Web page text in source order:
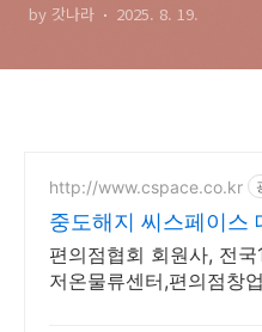
by 갓나라 2025. 8. 19.
http://www.cspace.co.kr
중도해지 씨스페이스
5대 편의점 브랜드
편의점협회 회원사, 전
저온물류센터,편의점창